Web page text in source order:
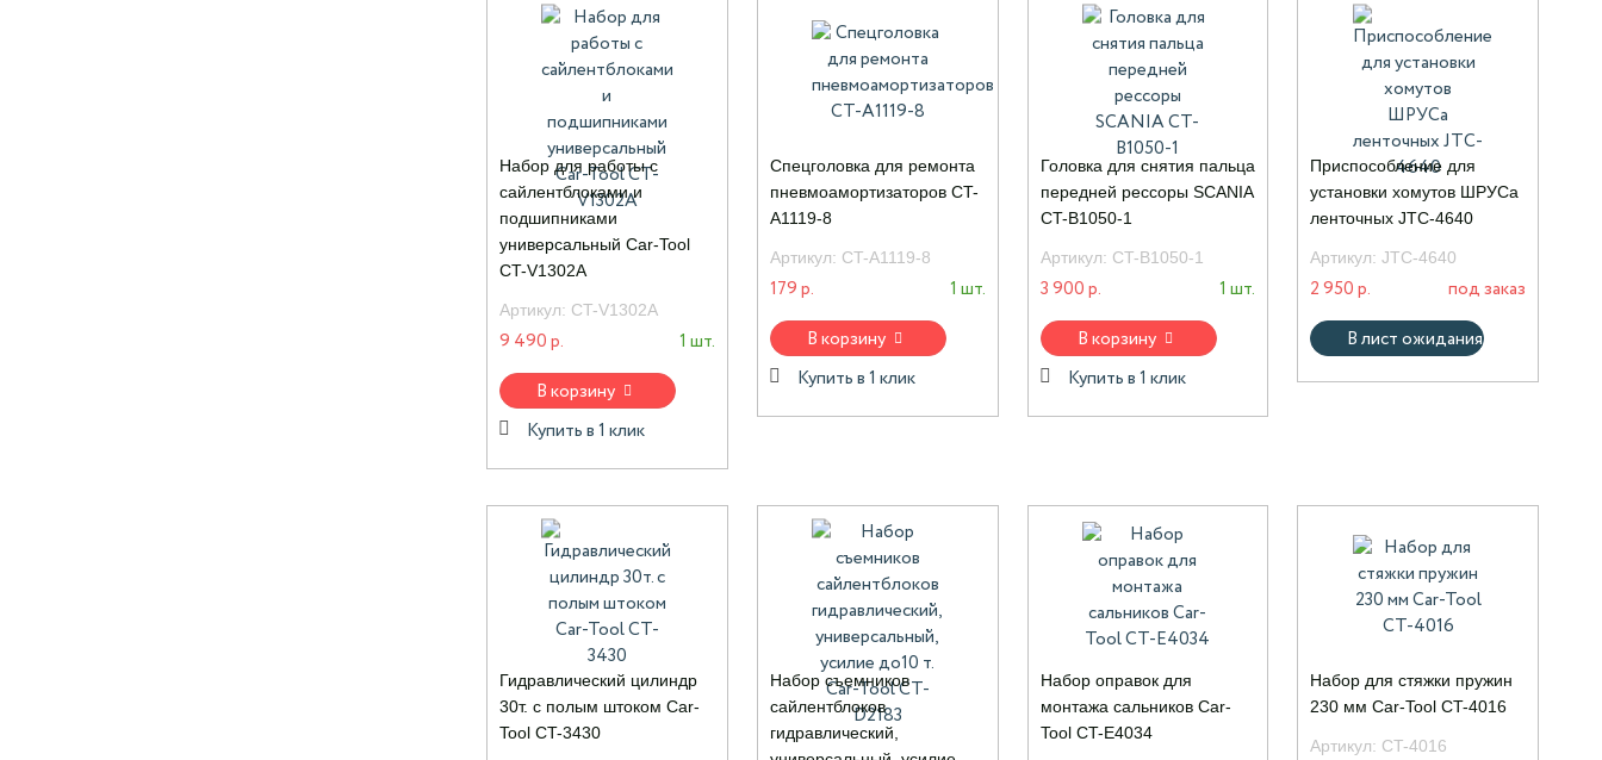
Набор для работы с
сайлентблоками и
подшипниками
универсальный Car-Tool
CT-V1302A
Артикул: CT-V1302A
9 490 р. 1 шт.
В корзину
Купить в 1 клик
Спецголовка для ремонта
пневмоамортизаторов CT-
A1119-8
Артикул: CT-A1119-8
179 р. 1 шт.
В корзину
Купить в 1 клик
Головка для снятия пальца
передней рессоры SCANIA
CT-B1050-1
Артикул: CT-B1050-1
3 900 р. 1 шт.
В корзину
Купить в 1 клик
Приспособление для
установки хомутов ШРУСа
ленточных JTC-4640
Артикул:JTC-4640
2 950 р. под заказ
В лист ожидания
Гидравлический цилиндр
30т. с полым штоком Car-
Tool CT-3430
Набор съемников
сайлентблоков
гидравлический,
Набор оправок для
монтажа сальников Car-
Tool CT-E4034
Набор для стяжки пружин
230 мм Car-Tool CT-4016
Артикул: CT-4016